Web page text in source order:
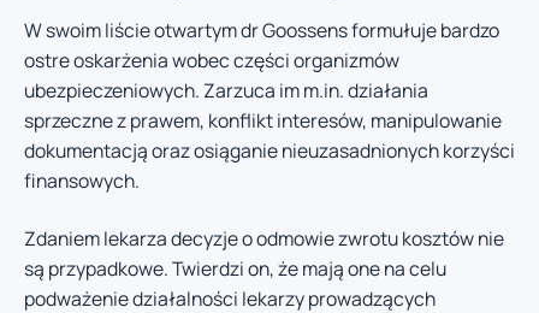
W swoim liście otwartym dr Goossens formułuje bardzo
ostre oskarżenia wobec części organizmów
ubezpieczeniowych. Zarzuca im m.in. działania
sprzeczne z prawem, konflikt interesów, manipulowanie
dokumentacją oraz osiąganie nieuzasadnionych korzyści
finansowych.
Zdaniem lekarza decyzje o odmowie zwrotu kosztów nie
są przypadkowe. Twierdzi on, że mają one na celu
podważenie działalności lekarzy prowadzących